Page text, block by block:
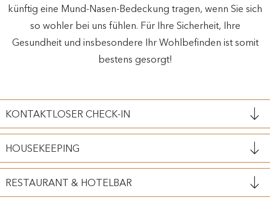
künftig eine Mund-Nasen-Bedeckung tragen, wenn Sie sich
so wohler bei uns fühlen. Für Ihre Sicherheit, Ihre
Gesundheit und insbesondere Ihr Wohlbefinden ist somit
bestens gesorgt!
KONTAKTLOSER CHECK-IN
HOUSEKEEPING
RESTAURANT & HOTELBAR